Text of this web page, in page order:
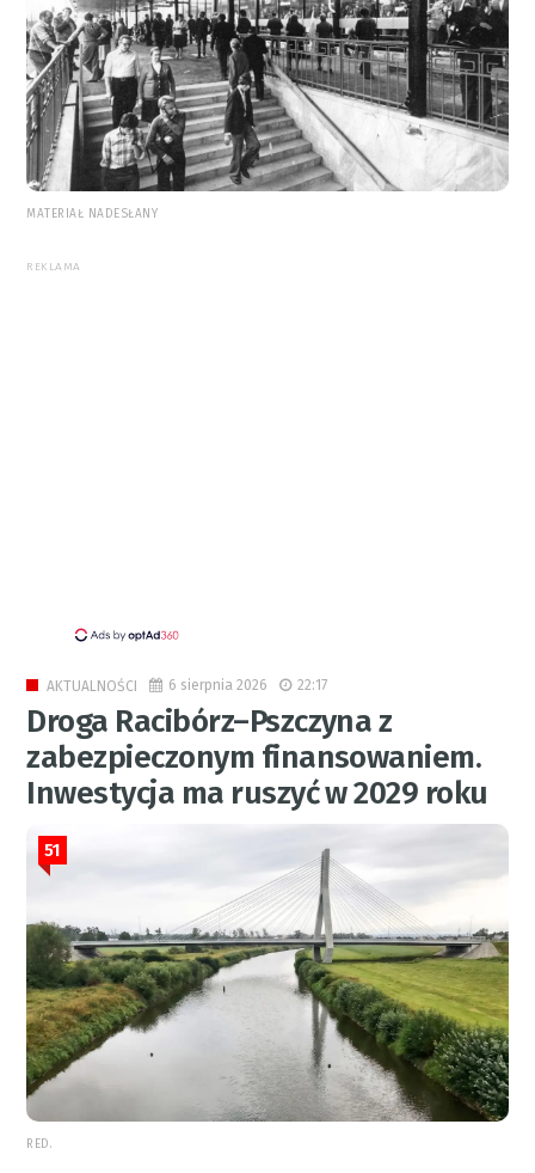
MATERIAŁ NADESŁANY
REKLAMA
AKTUALNOŚCI 6 sierpnia 2026 22:17
Droga Racibórz–Pszczyna z
zabezpieczonym finansowaniem.
Inwestycja ma ruszyć w 2029 roku
51
RED.